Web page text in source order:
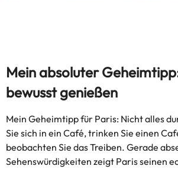
Mein absoluter
bewusst genießen
Mein Geheimtipp für Paris: Nicht alles
Sie sich in ein Café, trinken Sie einen
beobachten Sie das Treiben. Gerade
Sehenswürdigkeiten zeigt Paris seinen